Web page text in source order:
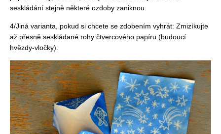
seskládání stejně některé ozdoby zaniknou.
4/Jiná varianta, pokud si chcete se zdobením vyhrát: Zmizíkujte
až přesně seskládané rohy čtvercového papíru (budoucí
hvězdy-vločky).